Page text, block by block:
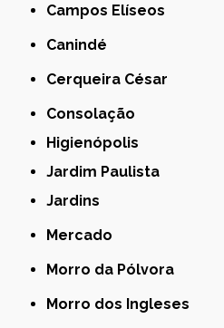
Campos Elíseos
Canindé
Cerqueira César
Consolação
Higienópolis
Jardim Paulista
Jardins
Mercado
Morro da Pólvora
Morro dos Ingleses